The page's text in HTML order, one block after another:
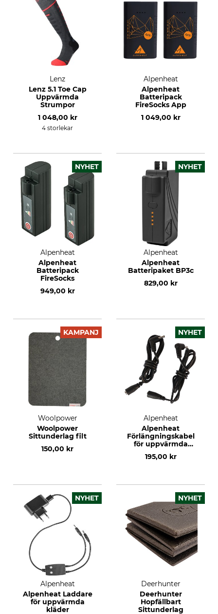
Lenz
Lenz 5.1 Toe Cap
Uppvärmda
Strumpor
1 048,00 kr
4 storlekar
Alpenheat
Alpenheat
Batteripack
FireSocks App
1 049,00 kr
NYHET
Alpenheat
Alpenheat
Batteripack
FireSocks
949,00 kr
NYHET
Alpenheat
Alpenheat
Batteripaket BP3c
829,00 kr
KAMPANJ
Woolpower
Woolpower
Sittunderlag filt
150,00 kr
NYHET
Alpenheat
Alpenheat
Förlängningskabel
för uppvärmda
strumpor och sockor
195,00 kr
NYHET
Alpenheat
Alpenheat Laddare
för uppvärmda
kläder
NYHET
Deerhunter
Deerhunter
Hopfällbart
Sittunderlag